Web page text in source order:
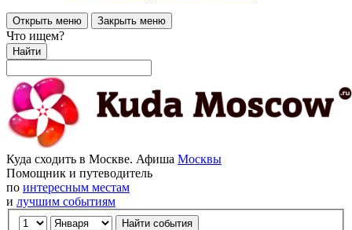
Открыть меню Закрыть меню
Что ищем?
Найти
Куда сходить в Москве. Афиша Москвы
Помощник и путеводитель
по интересным местам
и лучшим событиям